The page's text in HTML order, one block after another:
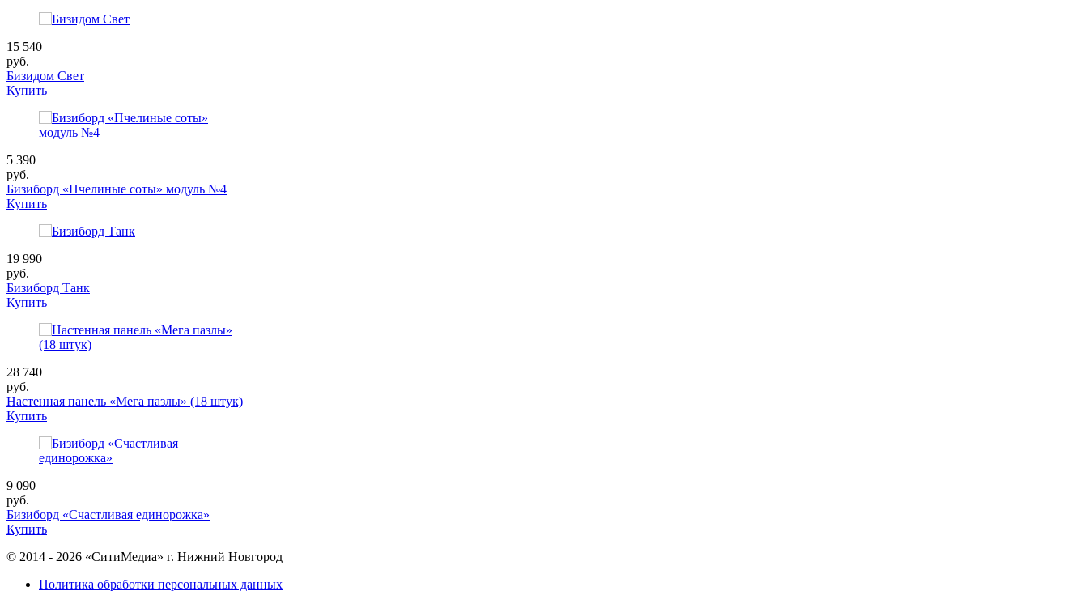
15 540
руб.
Бизидом Свет
Купить
5 390
руб.
Бизиборд «Пчелиные соты» модуль №4
Купить
19 990
руб.
Бизиборд Танк
Купить
28 740
руб.
Настенная панель «Мега пазлы» (18 штук)
Купить
9 090
руб.
Бизиборд «Счастливая единорожка»
Купить
© 2014 - 2026 «СитиМедиа» г. Нижний Новгород
Политика обработки персональных данных